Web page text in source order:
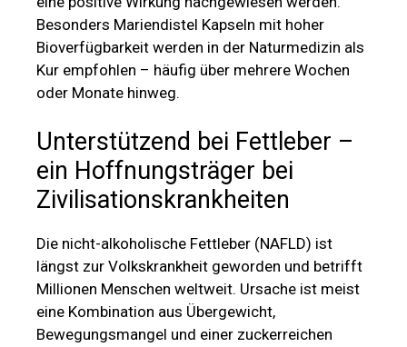
Besonders Mariendistel Kapseln mit hoher
Bioverfügbarkeit werden in der Naturmedizin als
Kur empfohlen – häufig über mehrere Wochen
oder Monate hinweg.
Unterstützend bei Fettleber –
ein Hoffnungsträger bei
Zivilisationskrankheiten
Die nicht-alkoholische Fettleber (NAFLD) ist
längst zur Volkskrankheit geworden und betrifft
Millionen Menschen weltweit. Ursache ist meist
eine Kombination aus Übergewicht,
Bewegungsmangel und einer zuckerreichen